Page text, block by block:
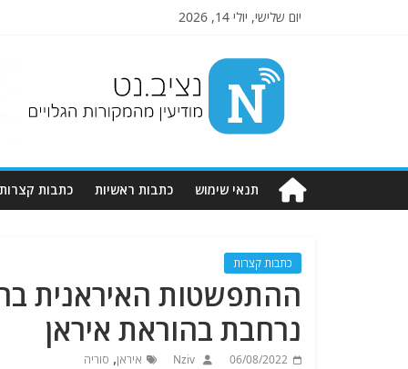
יום שלישי, יולי 14, 2026
Nziv.net
מודיעין
מהמקורות
תנאי שימוש כתבות ראשיות כתבות קצרות
כתבות קצרות
ההתפשטות האיראנית
נרחבת בהוראת איראן
06/08/2022
Nziv איראן, סוריה